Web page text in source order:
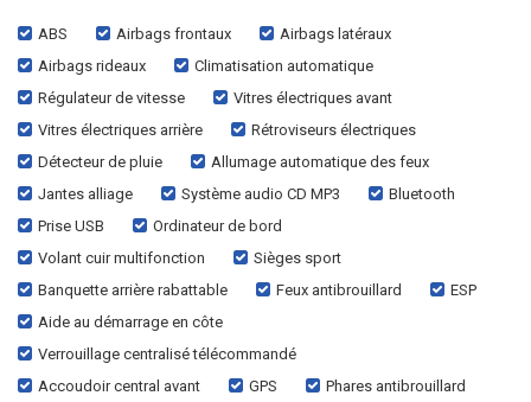
ABS Airbags frontaux
Airbags latéraux
Airbags rideaux
Climatisation automatique
Régulateur de vitesse
Vitres électriques avant
Vitres électriques arrière
Rétroviseurs électriques
Détecteur de pluie
Allumage automatique des feux
Jantes alliage
Système audio CD MP3
Bluetooth
Prise USB
Ordinateur de bord
Volant cuir multifonction
Sièges sport
Banquette arrière rabattable
Feux antibrouillard
ESP
Aide au démarrage en côte
Verrouillage centralisé télécommandé
Accoudoir central avant
GPS
Phares antibrouillard